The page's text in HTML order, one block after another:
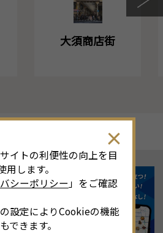
大須商店街
イトの利便性の向上を目
します。
シーポリシー 」をご確認
設定によりCookieの機能
できます。